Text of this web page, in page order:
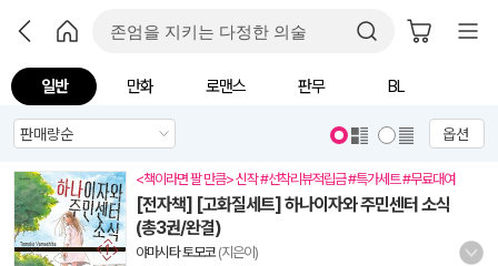
일반 만화 로맨스 판무 BL
옵션
<책이라면 팔 만큼> 신작 #선착리뷰적립금 #특가세트 #무료대여
[전자책] [고화질세트] 하나이자와 주민센터 소식
(총3권/완결)
야마시타 토모코(지은이)